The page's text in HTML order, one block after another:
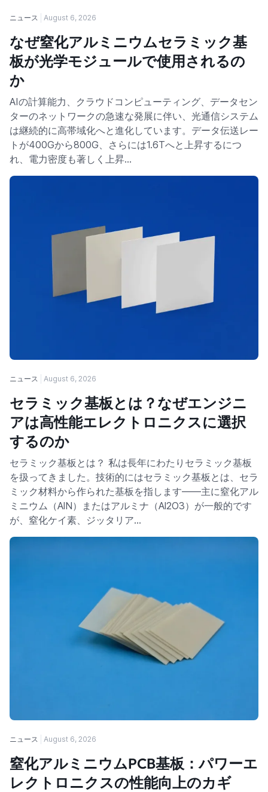
ニュース August 6, 2026
なぜ窒化アルミニウムセラミック基
板が光学モジュールで使用されるの
か
AIの計算能力、クラウドコンピューティング、データセン
ターのネットワークの急速な発展に伴い、光通信システム
は継続的に高帯域化へと進化しています。データ伝送レー
トが400Gから800G、さらには1.6Tへと上昇するにつ
れ、電力密度も著しく上昇…
ニュース August 6, 2026
セラミック基板とは？なぜエンジニ
アは高性能エレクトロニクスに選択
するのか
セラミック基板とは？ 私は長年にわたりセラミック基板
を扱ってきました。技術的にはセラミック基板とは、セラ
ミック材料から作られた基板を指します——主に窒化アル
ミニウム（AlN）またはアルミナ（Al2O3）が一般的です
が、窒化ケイ素、ジッタリア…
ニュース August 6, 2026
窒化アルミニウムPCB基板：パワーエ
レクトロニクスの性能向上のカギ